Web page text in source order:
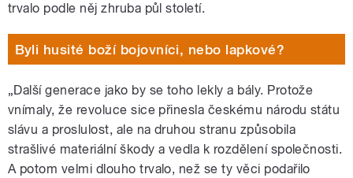
trvalo podle něj zhruba půl století.
Byli husité boží bojovníci, nebo lapkové?
„Další generace jako by se toho lekly a bály. Protože
vnímaly, že revoluce sice přinesla českému národu státu
slávu a proslulost, ale na druhou stranu způsobila
strašlivé materiální škody a vedla k rozdělení společnosti.
A potom velmi dlouho trvalo, než se ty věci podařilo